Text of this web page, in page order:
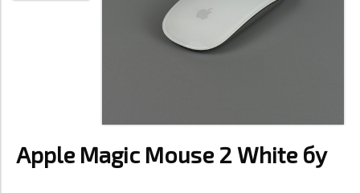
Apple Magic Mouse 2 White бу